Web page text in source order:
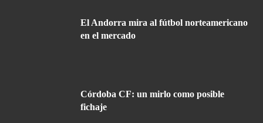
El Andorra mira al fútbol norteamericano
en el mercado
Córdoba CF: un mirlo como posible
fichaje